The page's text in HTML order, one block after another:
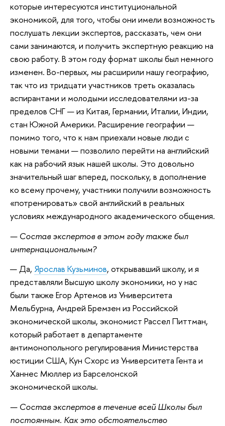
которые интересуются институциональной
экономикой, для того, чтобы они имели возможность
послушать лекции экспертов, рассказать, чем они
сами занимаются, и получить экспертную реакцию на
свою работу. В этом году формат школы был немного
изменен. Во-первых, мы расширили нашу географию,
так что из тридцати участников треть оказалась
аспирантами и молодыми исследователями из-за
пределов СНГ — из Китая, Германии, Италии, Индии,
стан Южной Америки. Расширение географии —
помимо того, что к нам приехали новые люди с
новыми темами — позволило перейти на английский
как на рабочий язык нашей школы. Это довольно
значительный шаг вперед, поскольку, в дополнение
ко всему прочему, участники получили возможность
«потренировать» свой английский в реальных
условиях международного академического общения.
— Состав экспертов в этом году также был
интернациональным?
— Да, Ярослав Кузьминов, открывавший школу, и я
представляли Высшую школу экономики, но у нас
были также Егор Артемов из Университета
Мельбурна, Андрей Бремзен из Российской
экономической школы, экономист Рассел Питтман,
который работает в департаменте
антимонопольного регулирования Министерства
юстиции США, Кун Схорс из Университета Гента и
Ханнес Мюллер из Барселонской
экономической школы.
— Состав экспертов в течение всей Школы был
постоянным. Как это обстоятельство